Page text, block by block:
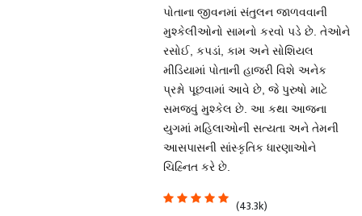
પોતાના જીવનમાં સંતુલન જાળવવાની
મુશ્કેલીઓનો સામનો કરવો પડે છે. તેઓને
રસોઈ, કપડાં, કામ અને સોશિયલ
મીડિયામાં પોતાની હાજરી વિશે અનેક
પ્રશ્નો પૂછવામાં આવે છે, જે પુરુષો માટે
સમજવું મુશ્કેલ છે. આ કથા આજના
યુગમાં મહિલાઓની સત્યતા અને તેમની
આસપાસની સાંસ્કૃતિક ધારણાઓને
ચિહ્નિત કરે છે.
(43.3k)